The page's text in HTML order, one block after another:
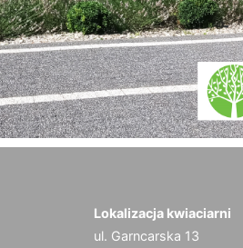
Lokalizacja kwiaciarni
ul. Garncarska 13